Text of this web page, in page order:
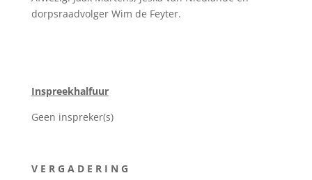
dorpsraadvolger Wim de Feyter.
Inspreekhalfuur
Geen inspreker(s)
V E R G A D E R I N G